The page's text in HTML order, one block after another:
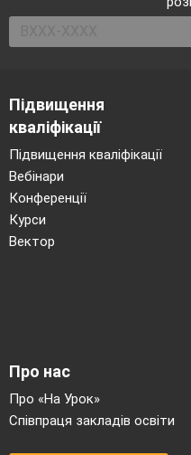
Підвищення
кваліфікації
Підвищення кваліфікації
Вебінари
Конференції
Курси
Вектор
Про нас
Про «На Урок»
Співпраця закладів освіти